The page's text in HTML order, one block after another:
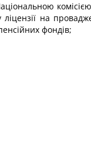
на
фондів;